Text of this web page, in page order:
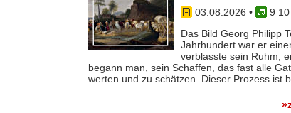
03.08.2026 •
9 10
Das Bild Georg Philipp
Jahrhundert war er
verblasste sein Ruhm,
begann man, sein Schaffen, das fast alle
werten und zu schätzen. Dieser Prozess ist